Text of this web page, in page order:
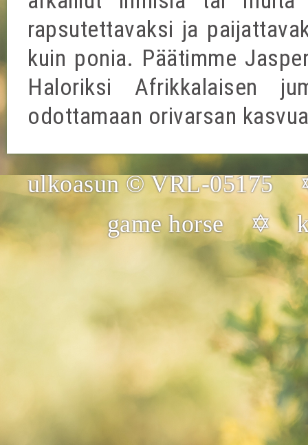
rapsutettavaksi ja
kuin ponia. Päätimme
Haloriksi Afrikkalaisen
odottamaan orivarsan
ulkoasun © VRL-
game horse ✡